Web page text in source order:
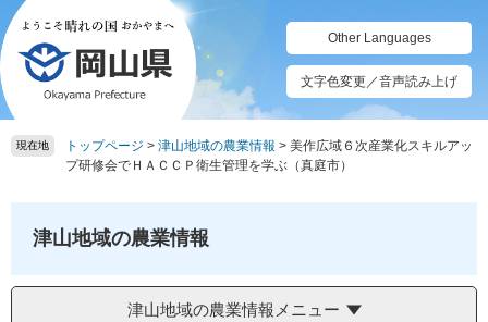
ペ
ー
ジ
の
先
頭
メ
ニ
ュ
ー
を
飛
Other Languages
文字色変更／音声読み上げ
現在地 トップページ > 津山地域の農業情報 > 美作広域６次産業化スキルアッ
プ研修会でＨＡＣＣＰ衛生管理を学ぶ（真庭市）
津山地域の農業情報
津山地域の農業情報メニュー